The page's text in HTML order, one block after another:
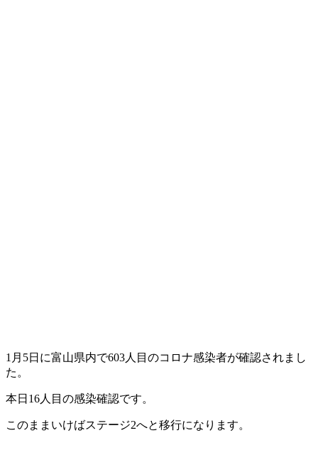
1月5日に富山県内で603人目のコロナ感染者が確認されまし
た。
本日16人目の感染確認です。
このままいけばステージ2へと移行になります。